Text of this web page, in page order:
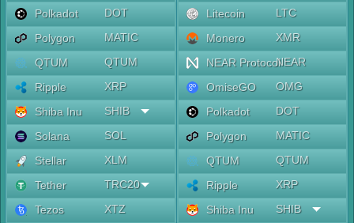
Polkadot
DOT
Polygon
MATIC
QTUM
QTUM
Ripple
XRP
Shiba Inu
SHIB
Solana
SOL
Stellar
XLM
Tether
TRC20
Tezos
XTZ
Litecoin
LTC
Monero
XMR
NEAR ProtocolNEAR
OmiseGO
OMG
Polkadot
DOT
Polygon
MATIC
QTUM
QTUM
Ripple
XRP
Shiba Inu
SHIB